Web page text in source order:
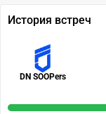
История встреч
DN SOOPers